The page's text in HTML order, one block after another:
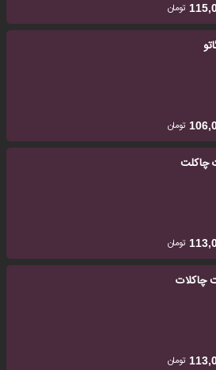
تومان
تومان
چاکلت
تومان
چاکلات
تومان